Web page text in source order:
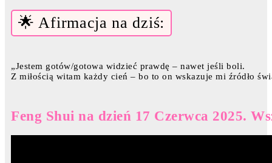
🌟 Afirmacja na dziś:
„Jestem gotów/gotowa widzieć prawdę – nawet jeśli boli.
Z miłością witam każdy cień – bo to on wskazuje mi źródło
Feng Shui na dzień 17 Czerwca 2025.